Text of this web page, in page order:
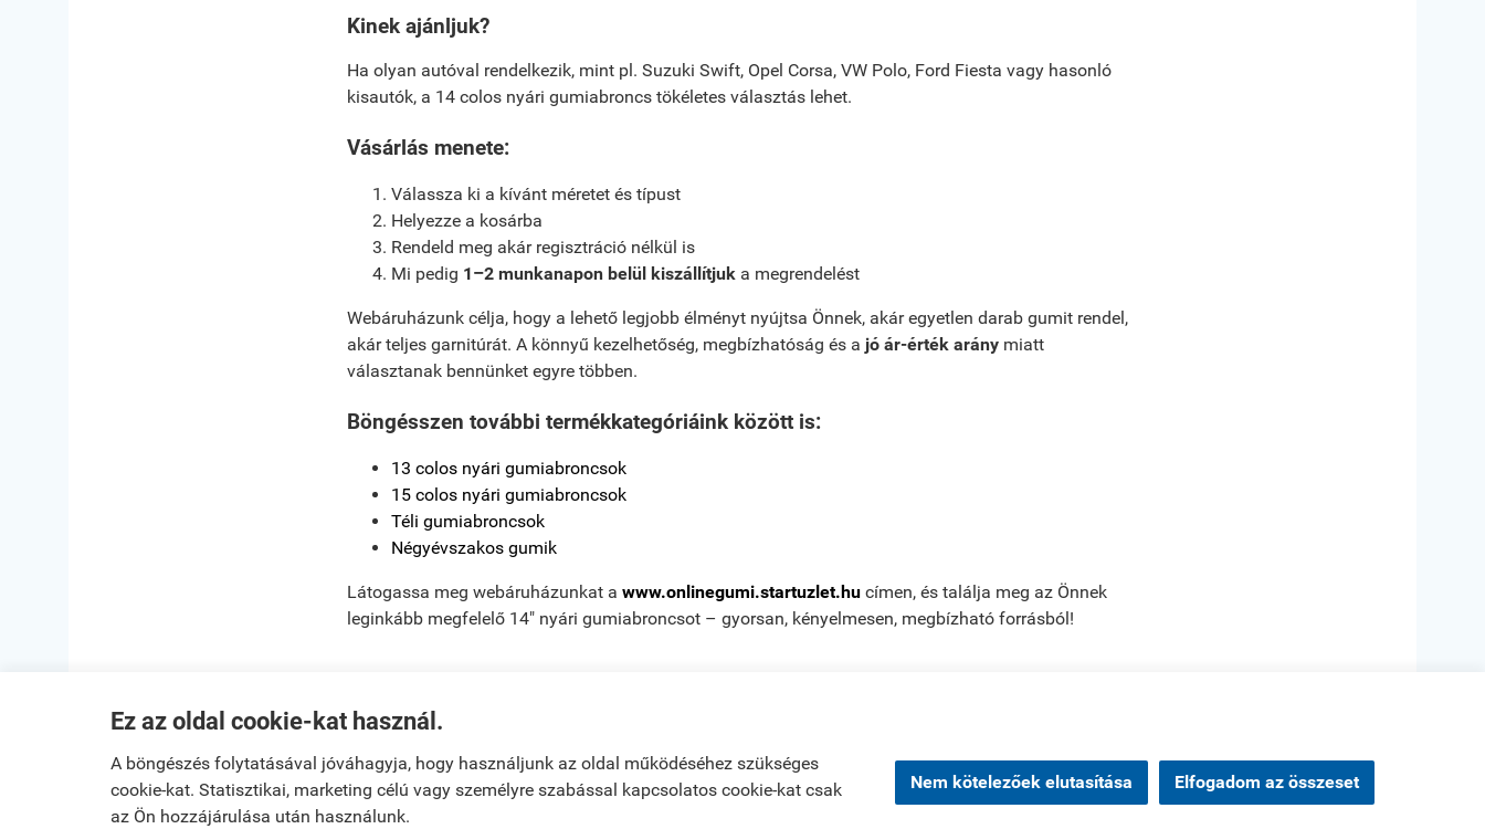
Ez az oldal cookie-kat használ.
A böngészés folytatásával jóváhagyja, hogy használjunk az oldal működéséhez szükséges
cookie-kat. Statisztikai, marketing célú vagy személyre szabással kapcsolatos cookie-kat csak
az Ön hozzájárulása után használunk.
Nem kötelezőek elutasítása Elfogadom az összeset
Kinek ajánljuk?
Ha olyan autóval rendelkezik, mint pl. Suzuki Swift, Opel Corsa, VW Polo, Ford Fiesta vagy hasonló
kisautók, a 14 colos nyári gumiabroncs tökéletes választás lehet.
Vásárlás menete:
Válassza ki a kívánt méretet és típust
Helyezze a kosárba
Rendeld meg akár regisztráció nélkül is
Mi pedig 1–2 munkanapon belül kiszállítjuka megrendelést
Webáruházunk célja, hogy a lehető legjobb élményt nyújtsa Önnek, akár egyetlen darab gumit rendel,
akár teljes garnitúrát. A könnyű kezelhetőség, megbízhatóság és a jó ár-érték aránymiatt
választanak bennünket egyre többen.
Böngésszen további termékkategóriáink között is:
13 colos nyári gumiabroncsok
15 colos nyári gumiabroncsok
Téli gumiabroncsok
Négyévszakos gumik
Látogassa meg webáruházunkat a www.onlinegumi.startuzlet.hucímen, és találja meg az Önnek
leginkább megfelelő 14" nyári gumiabroncsot – gyorsan, kényelmesen, megbízható forrásból!
Kezdőlap|Regisztráció| Kosár tartalma, megrendelés|Rendelési feltételek|Bemutatkozás|Oldaltérkép
Jenő Jákfa településről
Vásárolt a webáruházban